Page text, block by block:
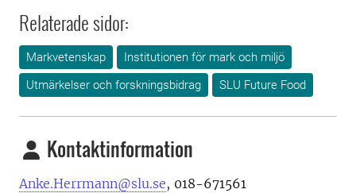
Relaterade sidor:
Markvetenskap
Institutionen för mark och miljö
Utmärkelser och forskningsbidrag
SLU Future Food
Kontaktinformation
Anke.Herrmann@slu.se, 018-671561